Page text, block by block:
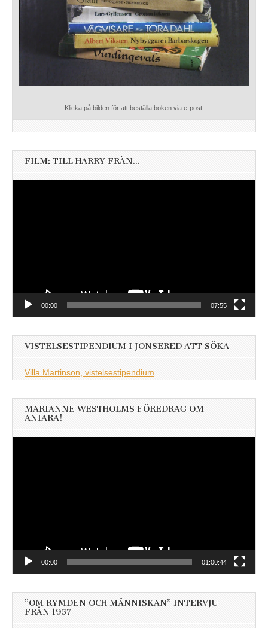
Klicka på bilden för att beställa boken via e-post.
FILM: TILL HARRY FRÅN…
00:00 07:55
VISTELSESTIPENDIUM I JONSERED ATT SÖKA
Villa Martinson, vistelsestipendium
MARIANNE WESTHOLMS FÖREDRAG OM
ANIARA!
00:00 01:00:44
”OM RYMDEN OCH MÄNNISKAN” INTERVJU
FRÅN 1957